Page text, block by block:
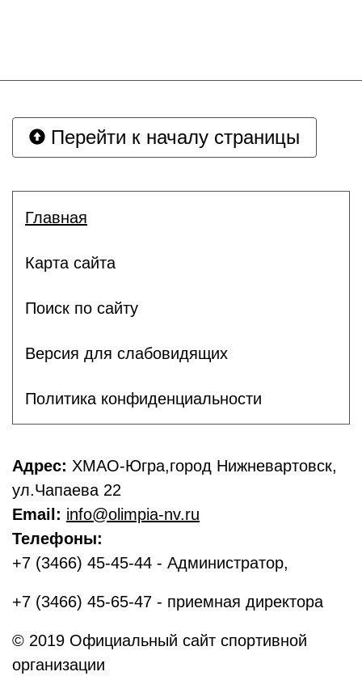
Перейти к началу страницы
Главная
Карта сайта
Поиск по сайту
Версия для слабовидящих
Политика конфиденциальности
Адрес: ХМАО-Югра,город Нижневартовск,
ул.Чапаева 22
Email: info@olimpia-nv.ru
Телефоны:
+7 (3466) 45-45-44 - Администратор,
+7 (3466) 45-65-47 - приемная директора
© 2019 Официальный сайт спортивной
организации